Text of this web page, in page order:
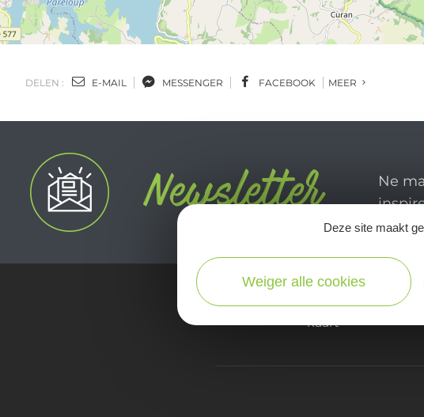
DELEN : E-MAIL MESSENGER FACEBOOK MEER
Ne
kaart
Deze site maakt
Weiger alle cookies